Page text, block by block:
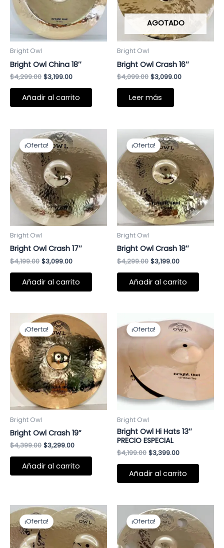
Bright Owl
Bright Owl China 18″
$4,299.00 $3,199.00
Añadir al carrito
AGOTADO
Bright Owl
Bright Owl Crash 16″
$4,099.00 $3,099.00
Leer más
¡Oferta!
Bright Owl
Bright Owl Crash 17″
$4,199.00
El
precio
original
era:
$4,199.00.
$3,099.00
El
precio
actual
Añadir al carrito
¡Oferta!
Bright Owl
Bright Owl Crash 18″
$4,299.00
El
precio
original
era:
$4,299.00.
$3,199.00
precio
actual
es:
$3,199.00.
Añadir al carrito
¡Oferta!
Bright Owl
Bright Owl Crash 19”
$4,399.00
El
precio
original
era:
$4,399.00.
$3,299.00
El
precio
actual
es:
$3,299.00.
Añadir al carrito
¡Oferta!
Bright Owl
Bright Owl Hi Hats 13″
PRECIO ESPECIAL
$4,199.00
precio
original
$4,199.00.
$3,399.00
precio
actual
es:
$3,399.00.
Añadir al carrito
¡Oferta!
El
precio
original
era:
$4,739.00.
El
precio
actual
es:
$3,699.00.
¡Oferta!
El
precio
original
era:
$3,999.00.
El
precio
actual
es:
$2,999.00.